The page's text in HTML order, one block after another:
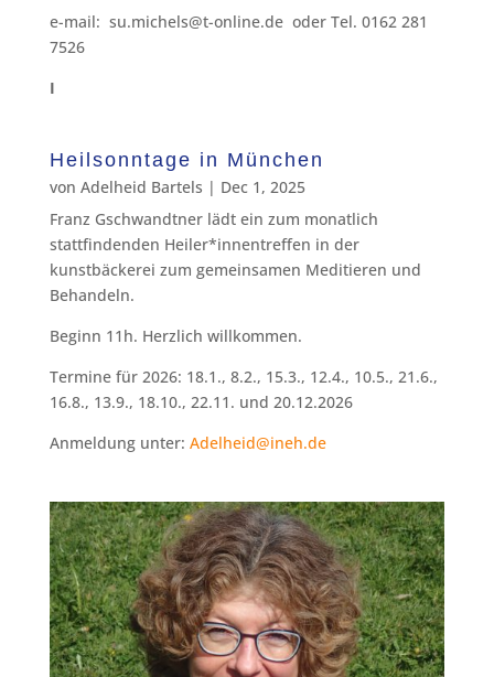
e-mail: su.michels@t-online.de oder Tel. 0162 281
7526
I
Heilsonntage in München
von Adelheid Bartels | Dec 1, 2025
Franz Gschwandtner lädt ein zum monatlich
stattfindenden Heiler*innentreffen in der
kunstbäckerei zum gemeinsamen Meditieren und
Behandeln.
Beginn 11h. Herzlich willkommen.
Termine für 2026: 18.1., 8.2., 15.3., 12.4., 10.5., 21.6.,
16.8., 13.9., 18.10., 22.11. und 20.12.2026
Anmeldung unter: Adelheid@ineh.de